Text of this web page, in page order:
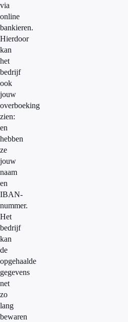
via
online
bankieren.
Hierdoor
kan
het
bedrijf
ook
jouw
overboeking
zien:
en
hebben
ze
jouw
naam
en
IBAN-
nummer.
Het
bedrijf
kan
de
opgehaalde
gegevens
net
zo
lang
bewaren